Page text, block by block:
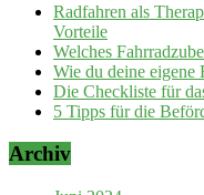
Radfahren als
Vorteile
Welches
Wie du deine eigene
Die Checkliste für
5 Tipps für die
Archiv